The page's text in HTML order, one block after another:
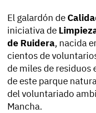
El galardón de
iniciativa de
de Ruidera, nacida
cientos de
de miles de residuos
de este parque
del voluntariado
Mancha.